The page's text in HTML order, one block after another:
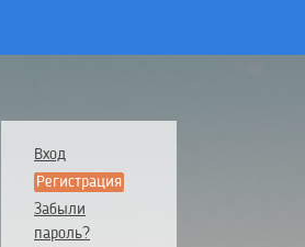
Вход
Регистрация
Забыли
пароль?